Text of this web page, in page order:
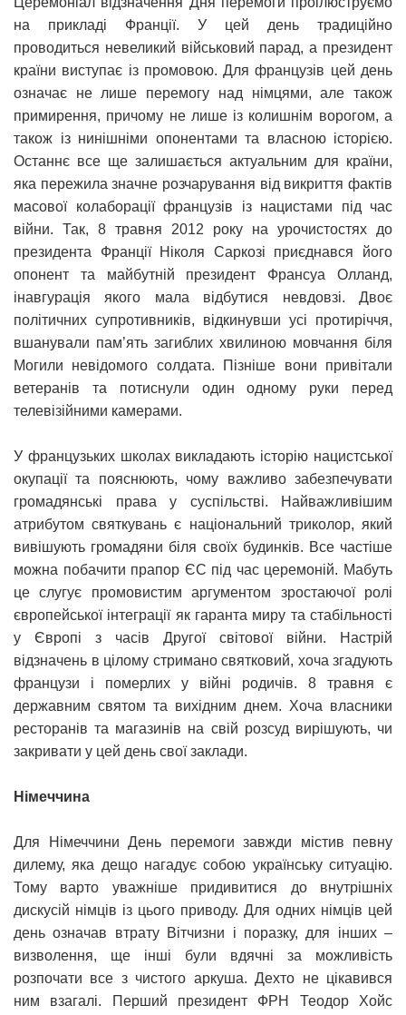
на прикладі Франції. У цей день традиційно
проводиться невеликий військовий парад, а президент
країни виступає із промовою. Для французів цей день
означає не лише перемогу над німцями, але також
примирення, причому не лише із колишнім ворогом, а
також із нинішніми опонентами та власною історією.
Останнє все ще залишається актуальним для країни,
яка пережила значне розчарування від викриття фактів
масової колаборації французів із нацистами під час
війни. Так, 8 травня 2012 року на урочистостях до
президента Франції Ніколя Саркозі приєднався його
опонент та майбутній президент Франсуа Олланд,
інавгурація якого мала відбутися невдовзі. Двоє
політичних супротивників, відкинувши усі протиріччя,
вшанували пам’ять загиблих хвилиною мовчання біля
Могили невідомого солдата. Пізніше вони привітали
ветеранів та потиснули один одному руки перед
телевізійними камерами.
У французьких школах викладають історію нацистської
окупації та пояснюють, чому важливо забезпечувати
громадянські права у суспільстві. Найважливішим
атрибутом святкувань є національний триколор, який
вивішують громадяни біля своїх будинків. Все частіше
можна побачити прапор ЄС під час церемоній. Мабуть
це слугує промовистим аргументом зростаючої ролі
європейської інтеграції як гаранта миру та стабільності
у Європі з часів Другої світової війни. Настрій
відзначень в цілому стримано святковий, хоча згадують
французи і померлих у війні родичів. 8 травня є
державним святом та вихідним днем. Хоча власники
ресторанів та магазинів на свій розсуд вирішують, чи
закривати у цей день свої заклади.
Німеччина
Для Німеччини День перемоги завжди містив певну
дилему, яка дещо нагадує собою українську ситуацію.
Тому варто уважніше придивитися до внутрішніх
дискусій німців із цього приводу. Для одних німців цей
день означав втрату Вітчизни і поразку, для інших –
визволення, ще інші були вдячні за можливість
розпочати все з чистого аркуша. Дехто не цікавився
ним взагалі. Перший президент ФРН Теодор Хойс